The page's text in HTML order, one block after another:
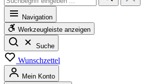
Navigation
Werkzeugleiste anzeigen
Suche
Wunschzettel
Mein Konto